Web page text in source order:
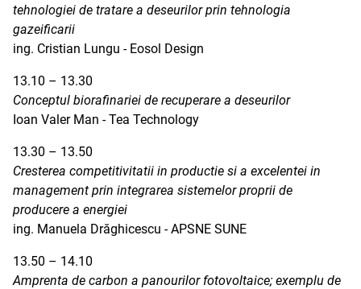
tehnologiei de tratare a deseurilor prin tehnologia
gazeificarii
ing. Cristian Lungu - Eosol Design
13.10 – 13.30
Conceptul biorafinariei de recuperare a deseurilor
Ioan Valer Man - Tea Technology
13.30 – 13.50
Cresterea competitivitatii in productie si a excelentei in
management prin integrarea sistemelor proprii de
producere a energiei
ing. Manuela Drăghicescu - APSNE SUNE
13.50 – 14.10
Amprenta de carbon a panourilor fotovoltaice; exemplu de